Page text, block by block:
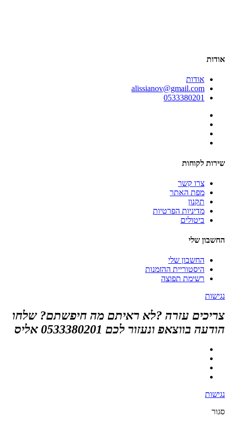
אודות
אודות
alissianov@gmail.com
0533380201
שירות לקוחות
צרו קשר
מפת האתר
תקנון
מדיניות הפרטיות
ביטולים
החשבון שלי
החשבון שלי
היסטוריית ההזמנות
רשימת תפוצה
נגישות
צריכים עזרה ?לא ראיתם מה חיפשתם? שלחו
הודעה בווצאפ ונעזור לכם 0533380201 אליס
נגישות
סגור